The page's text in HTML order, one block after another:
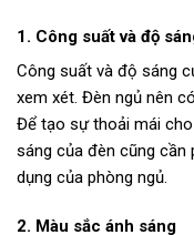
1. Công suất và độ
Công suất và độ sáng
xem xét. Đèn ngủ nên
Để tạo sự thoải mái
sáng của đèn cũng cần
dụng của phòng ngủ.
2. Màu sắc ánh sáng